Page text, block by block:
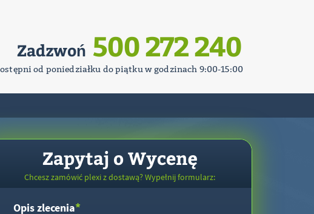
Zadzwoń 500 272 240
od poniedziałku do piątku w godzinach 9:00-15:00
Zapytaj o Wycenę
Chcesz zamówić plexi z dostawą? Wypełnij formularz:
Opis zlecenia*